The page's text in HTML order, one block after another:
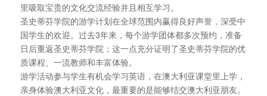
里吸取宝贵的文化交流经验并且相互学习。
圣史蒂芬学院的游学计划在全球范围内赢得良好声誉，深受中
国学生的欢迎。过去3年来，每个游学团体都多次预约，准备
日后重返圣史蒂芬学院；这一点充分证明了圣史蒂芬学院的优
质课程、一流教师和丰富体验。
游学活动参与学生有机会学习英语，在澳大利亚课堂里上学，
亲身体验澳大利亚文化，最重要的是能够结交澳大利亚朋友。